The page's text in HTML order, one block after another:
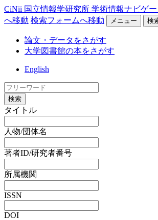
CiNii 国立情報学研究所 学術情報ナビゲ
へ移動 検索フォームへ移動 メニュー 検
論文・データをさがす
大学図書館の本をさがす
English
検索
タイトル
人物/団体名
著者ID/研究者番号
所属機関
ISSN
DOI